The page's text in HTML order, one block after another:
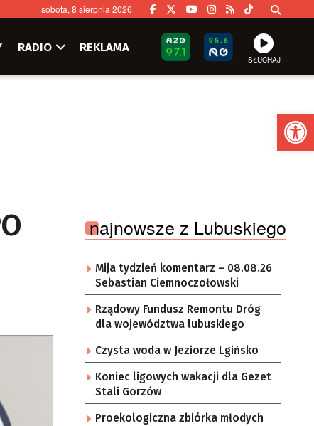
sobota, 8 sierpnia 2026
RADIO REKLAMA
SŁUCHAJ
najnowsze z Lubuskiego
Mija tydzień komentarz – 08.08.26
Sebastian Ciemnoczołowski
Rządowy Fundusz Remontu Dróg
dla województwa lubuskiego
Czysta woda w Jeziorze Lgińsko
Koniec ligowych wakacji dla Gezet
Stali Gorzów
Proekologiczna zbiórka młodych